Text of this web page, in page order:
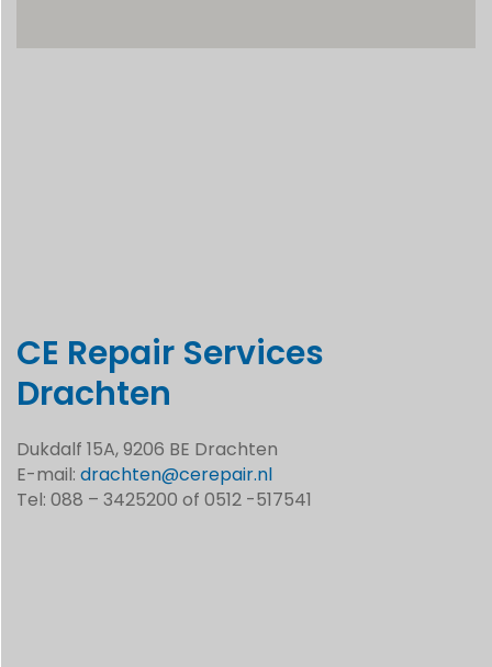
CE Repair Services
Drachten
Dukdalf 15A, 9206 BE Drachten
E-mail: drachten@cerepair.nl
Tel: 088 – 3425200 of 0512 -517541